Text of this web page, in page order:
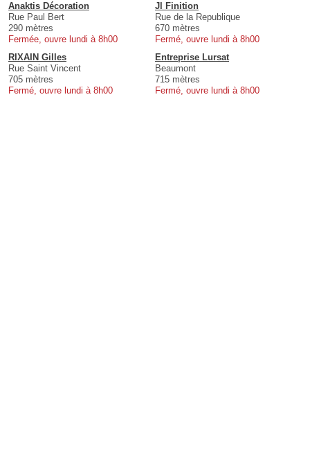
Anaktis Décoration
Rue Paul Bert
290 mètres
Fermée, ouvre lundi à 8h00
Jl Finition
Rue de la Republique
670 mètres
Fermé, ouvre lundi à 8h00
RIXAIN Gilles
Rue Saint Vincent
705 mètres
Fermé, ouvre lundi à 8h00
Entreprise Lursat
Beaumont
715 mètres
Fermé, ouvre lundi à 8h00